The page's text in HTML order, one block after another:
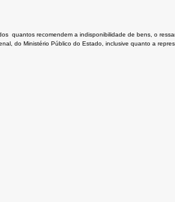
quantos recomendem a indisponibilidade de bens, o
do Ministério Público do Estado, inclusive quanto a